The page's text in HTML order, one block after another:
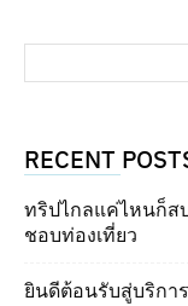
RECENT
ทริปไกลแค่ไหนก็ส
ชอบท่องเที่ยว
ยินดีต้อนรับสู่บริกา